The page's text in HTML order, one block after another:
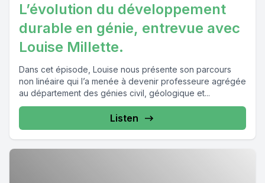
L’évolution du développement
durable en génie, entrevue avec
Louise Millette.
Dans cet épisode, Louise nous présente son parcours
non linéaire qui l’a menée à devenir professeure agrégée
au département des génies civil, géologique et...
Listen